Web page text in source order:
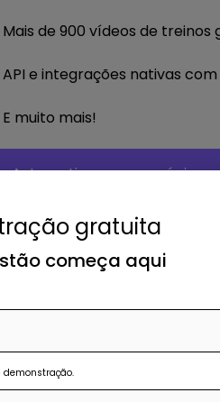
Mais de 900 vídeos de treinos
API e integrações nativas
E muito mais!
Automatizar meu negócio
gratuita
começa aqui
demonstração.